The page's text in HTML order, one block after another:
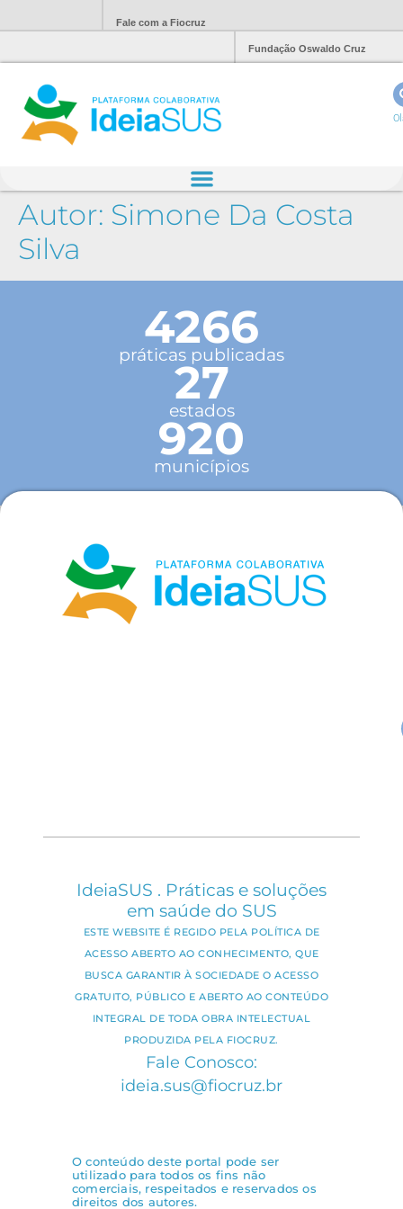
Fale com a Fiocruz
Fundação Oswaldo Cruz
Autor: Simone Da Costa
Silva
4266
práticas publicadas
27
estados
920
municípios
IdeiaSUS . Práticas e soluções
em saúde do SUS
ESTE WEBSITE É REGIDO PELA POLÍTICA DE
ACESSO ABERTO AO CONHECIMENTO, QUE
BUSCA GARANTIR À SOCIEDADE O ACESSO
GRATUITO, PÚBLICO E ABERTO AO CONTEÚDO
INTEGRAL DE TODA OBRA INTELECTUAL
PRODUZIDA PELA FIOCRUZ.
Fale Conosco:
ideia.sus@fiocruz.br
O conteúdo deste portal pode ser
utilizado para todos os fins não
comerciais, respeitados e reservados os
direitos dos autores.